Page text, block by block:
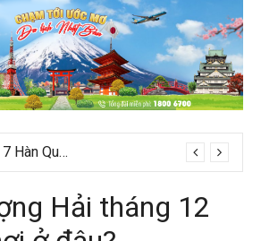
Gợi ý – Tháng 7 Hàn Quốc nên đi đâu, mặc gì đẹp?
Hải tháng 12